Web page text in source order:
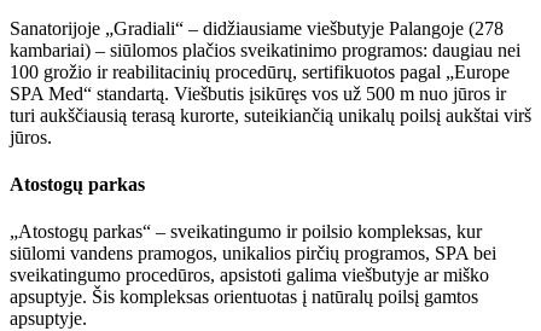
Sanatorijoje „Gradiali“ – didžiausiame viešbutyje Palangoje (278
kambariai) – siūlomos plačios sveikatinimo programos: daugiau nei
100 grožio ir reabilitacinių procedūrų, sertifikuotos pagal „Europe
SPA Med“ standartą. Viešbutis įsikūręs vos už 500 m nuo jūros ir
turi aukščiausią terasą kurorte, suteikiančią unikalų poilsį aukštai virš
jūros.
Atostogų parkas
„Atostogų parkas“ – sveikatingumo ir poilsio kompleksas, kur
siūlomi vandens pramogos, unikalios pirčių programos, SPA bei
sveikatingumo procedūros, apsistoti galima viešbutyje ar miško
apsuptyje. Šis kompleksas orientuotas į natūralų poilsį gamtos
apsuptyje.